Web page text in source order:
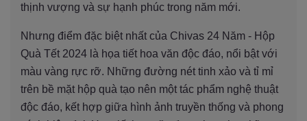
thịnh vượng và sự hạnh phúc trong năm mới.
Nhưng điểm đặc biệt nhất của Chivas 24 Năm - Hộp
Quà Tết 2024 là họa tiết hoa văn độc đáo, nổi bật với
màu vàng rực rỡ. Những đường nét tinh xảo và tỉ mỉ
trên bề mặt hộp quà tạo nên một tác phẩm nghệ thuật
độc đáo, kết hợp giữa hình ảnh truyền thống và phong